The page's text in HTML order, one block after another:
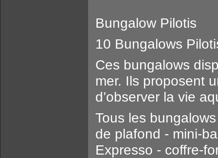
Bungalow Pilotis
10 Bungalows
Ces bungalows
mer. Ils proposent
d’observer la vie
Tous les
de plafond - mini-
Expresso - coffre-